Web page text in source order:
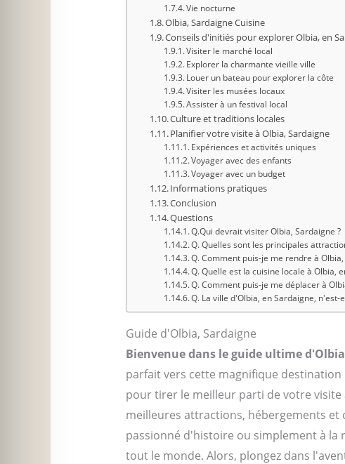
Vie nocturne
Olbia, Sardaigne Cuisine
Conseils d'initiés pour explorer Olbia, en
Visiter le marché local
Explorer la charmante vieille ville
Louer un bateau pour explorer la côte
Visiter les musées locaux
Assister à un festival local
Culture et traditions locales
Planifier votre visite à Olbia, Sardaigne
Expériences et activités uniques
Voyager avec des enfants
Voyager avec un budget
Informations pratiques
Conclusion
Questions
Q.Qui devrait visiter Olbia, Sardaigne ?
Q. Quelles sont les principales
Q. Comment puis-je me rendre à
Q. Quelle est la cuisine locale à Olbia,
Q. Comment puis-je me déplacer à
Q. La ville d'Olbia, en Sardaigne, n'est-
Guide d'Olbia, Sardaigne
Bienvenue dans le guide ultime
parfait vers cette magnifique
pour tirer le meilleur parti de votre
meilleures attractions, hébergements et
passionné d'histoire ou simplement à la
tout le monde. Alors, plongez dans